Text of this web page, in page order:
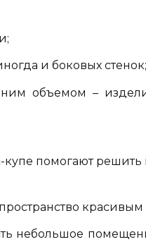
и боковых стенок;
объемом –
помогают решить
небольшое